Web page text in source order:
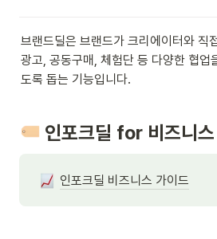
브랜드딜은 브랜드가 크리에이터와 직
광고, 공동구매, 체험단 등 다양한 협업
도록 돕는 기능입니다.
인포크딜 for 비즈니스
인포크딜 비즈니스 가이드